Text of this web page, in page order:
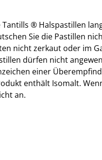
Tantills ® Halspastillen
Sie die Pastillen
nicht zerkaut oder im
dürfen nicht
einer
enthält Isomalt.
an.